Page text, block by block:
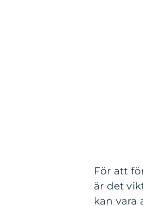
För att
är det
kan vara